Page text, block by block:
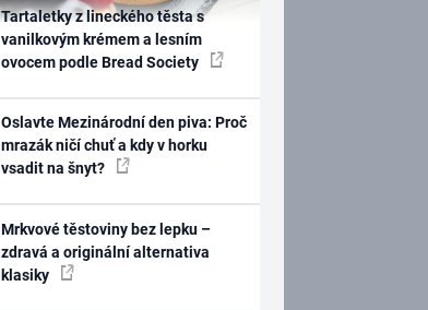
Tartaletky z lineckého těsta s
vanilkovým krémem a lesním
ovocem podle Bread Society
Oslavte Mezinárodní den piva: Proč
mrazák ničí chuť a kdy v horku
vsadit na šnyt?
Mrkvové těstoviny bez lepku –
zdravá a originální alternativa
klasiky